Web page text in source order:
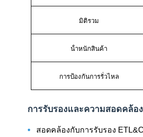
มิติรวม
น้ําหนักสินค้า
การป้องกันการรั่วไหล
การรับรองและความสอดคล้อง
• สอดคล้องกับการรับรอง